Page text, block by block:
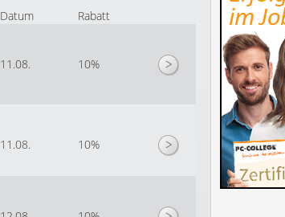
Datum
Rabatt
11.08. 10%
11.08. 10%